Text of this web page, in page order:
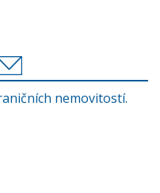
nemovitostí.